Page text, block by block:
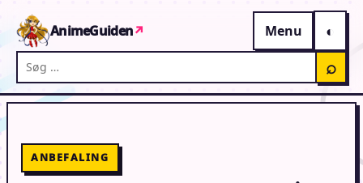
AnimeGuiden↗
Menu
Søg på AnimeGuiden
⌕
ANBEFALING